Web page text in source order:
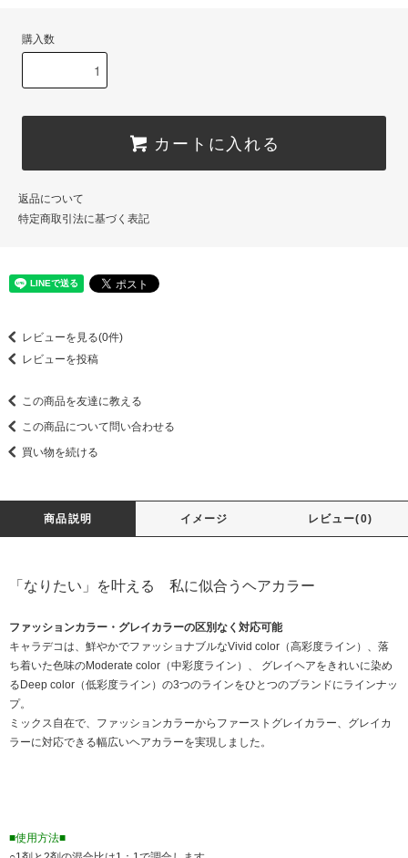
購入数
カートに入れる
返品について
特定商取引法に基づく表記
レビューを見る(0件)
レビューを投稿
この商品を友達に教える
この商品について問い合わせる
買い物を続ける
商品説明 イメージ レビュー(0)
「なりたい」を叶える 私に似合うヘアカラー
ファッションカラー・グレイカラーの区別なく対応可能
キャラデコは、鮮やかでファッショナブルなVivid color（高彩度ライン）、落
ち着いた色味のModerate color（中彩度ライン）、 グレイヘアをきれいに染め
るDeep color（低彩度ライン）の3つのラインをひとつのブランドにラインナッ
プ。
ミックス自在で、ファッションカラーからファーストグレイカラー、グレイカ
ラーに対応できる幅広いヘアカラーを実現しました。
■使用方法■